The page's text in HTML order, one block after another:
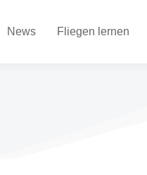
News Fliegen lernen